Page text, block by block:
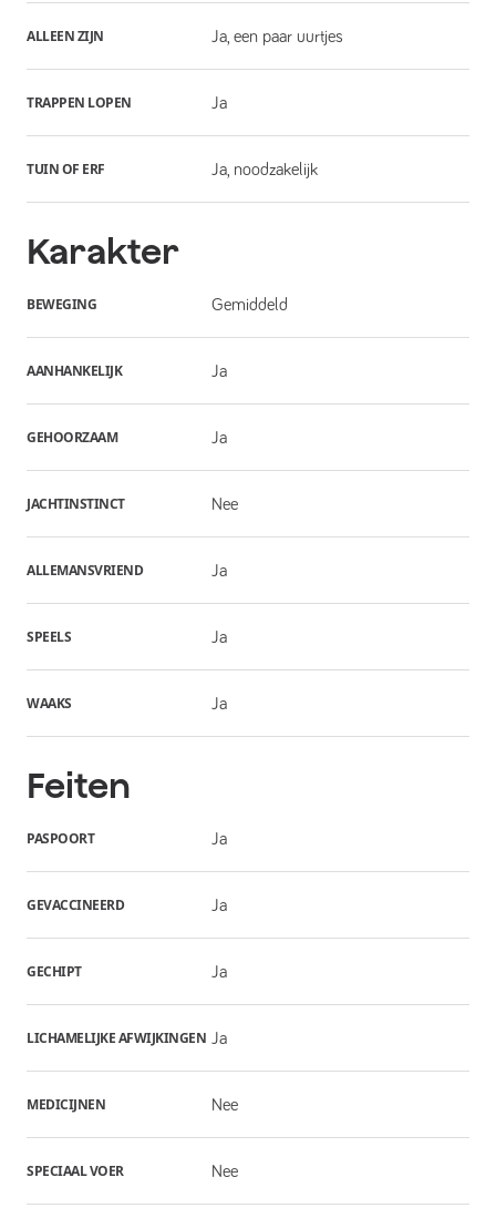
ALLEEN ZIJN Ja, een paar uurtjes
TRAPPEN LOPEN Ja
TUIN OF ERF Ja, noodzakelijk
Karakter
BEWEGING Gemiddeld
AANHANKELIJK Ja
GEHOORZAAM Ja
JACHTINSTINCT Nee
ALLEMANSVRIEND Ja
SPEELS Ja
WAAKS Ja
Feiten
PASPOORT Ja
GEVACCINEERD Ja
GECHIPT Ja
LICHAMELIJKE AFWIJKINGEN Ja
MEDICIJNEN Nee
SPECIAAL VOER Nee